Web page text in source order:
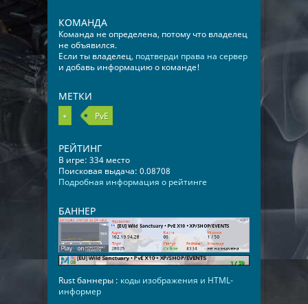
КОМАНДА
Команда не определена, потому что владелец
не объявился.
Если ты владелец, подтверди права на сервер
и добавь информацию о команде!
МЕТКИ
+ PvE
РЕЙТИНГ
В игре: 334 место
Поисковая выдача: 0.08708
Подробная информация о рейтинге
БАННЕР
Rust баннеры : коды изображения и HTML-
информер